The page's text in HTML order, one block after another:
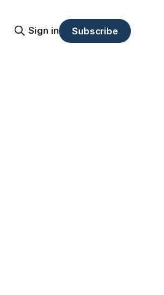
Sign in Subscribe